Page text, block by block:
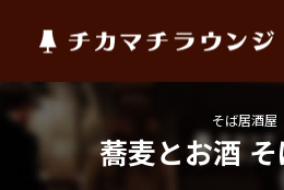
そば居酒屋
蕎麦とお酒